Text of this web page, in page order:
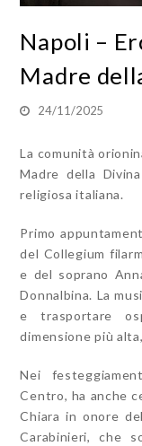
Napoli –
Madre
24/11/2025
La comunità
Madre della
religiosa italiana.
Primo
del Collegium
e del soprano
Donnalbina. La
e trasportare
dimensione più
Nei
Centro, ha anche
Chiara in onore
Carabinieri, che